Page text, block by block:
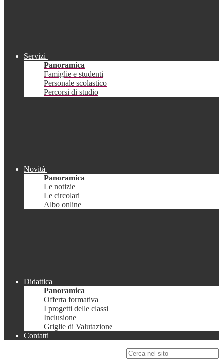
Servizi
Panoramica
Famiglie e studenti
Personale scolastico
Percorsi di studio
Novità
Panoramica
Le notizie
Le circolari
Albo online
Didattica
Panoramica
Offerta formativa
I progetti delle classi
Inclusione
Griglie di Valutazione
Contatti